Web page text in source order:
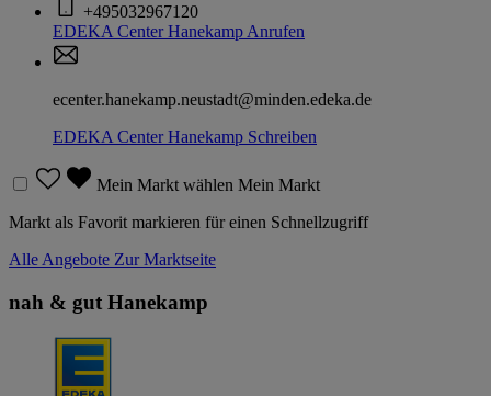
+495032967120
EDEKA Center Hanekamp Anrufen
ecenter.hanekamp.neustadt@minden.edeka.de
EDEKA Center Hanekamp Schreiben
Mein Markt wählen Mein Markt
Markt als Favorit markieren für einen Schnellzugriff
Alle Angebote Zur Marktseite
nah & gut Hanekamp